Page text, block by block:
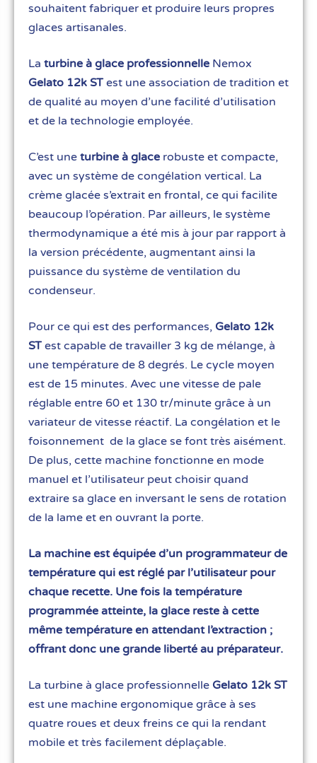
souhaitent fabriquer et produire leurs propres
glaces artisanales.
La turbine à glace professionnelle Nemox
Gelato 12k STest une association de tradition et
de qualité au moyen d’une facilité d’utilisation
et de la technologie employée.
C’est une turbine à glace robuste et compacte,
avec un système de congélation vertical. La
crème glacée s’extrait en frontal, ce qui facilite
beaucoup l’opération. Par ailleurs, le système
thermodynamique a été mis à jour par rapport à
la version précédente, augmentant ainsi la
puissance du système de ventilation du
condenseur.
Pour ce qui est des performances, Gelato 12k
STest capable de travailler 3 kg de mélange, à
une température de 8 degrés. Le cycle moyen
est de 15 minutes. Avec une vitesse de pale
réglable entre 60 et 130 tr/minute grâce à un
variateur de vitesse réactif. La congélation et le
foisonnement de la glace se font très aisément.
De plus, cette machine fonctionne en mode
manuel et l’utilisateur peut choisir quand
extraire sa glace en inversant le sens de rotation
de la lame et en ouvrant la porte.
La machine est équipée d’un programmateur de
température qui est réglé par l’utilisateur pour
chaque recette. Une fois la température
programmée atteinte, la glace reste à cette
même température en attendant l’extraction ;
offrant donc une grande liberté au préparateur.
La turbine à glace professionnelle Gelato 12k ST
est une machine ergonomique grâce à ses
quatre roues et deux freins ce qui la rendant
mobile et très facilement déplaçable.